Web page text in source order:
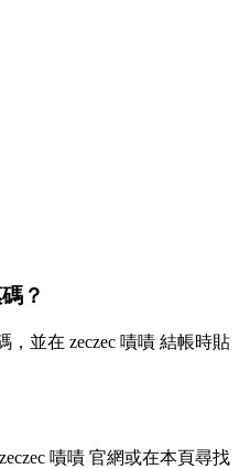
？
並在 zeczec 嘖嘖 結帳時貼
嘖嘖 官網或在本頁尋找